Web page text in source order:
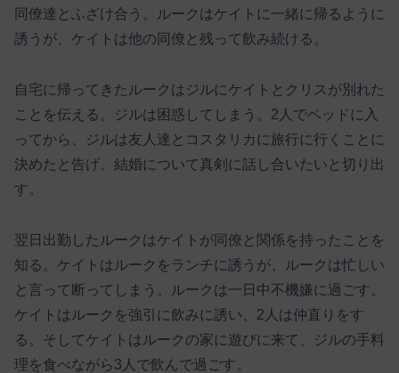
同僚達とふざけ合う。ルークはケイトに一緒に帰るように
誘うが、ケイトは他の同僚と残って飲み続ける。
自宅に帰ってきたルークはジルにケイトとクリスが別れた
ことを伝える。ジルは困惑してしまう。2人でベッドに入
ってから、ジルは友人達とコスタリカに旅行に行くことに
決めたと告げ、結婚について真剣に話し合いたいと切り出
す。
翌日出勤したルークはケイトが同僚と関係を持ったことを
知る。ケイトはルークをランチに誘うが、ルークは忙しい
と言って断ってしまう。ルークは一日中不機嫌に過ごす。
ケイトはルークを強引に飲みに誘い、2人は仲直りをす
る。そしてケイトはルークの家に遊びに来て、ジルの手料
理を食べながら3人で飲んで過ごす。